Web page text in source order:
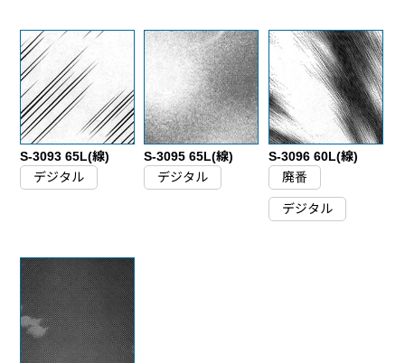
S-3093 65L(線)
デジタル
S-3095 65L(線)
デジタル
S-3096 60L(線)
廃番
デジタル